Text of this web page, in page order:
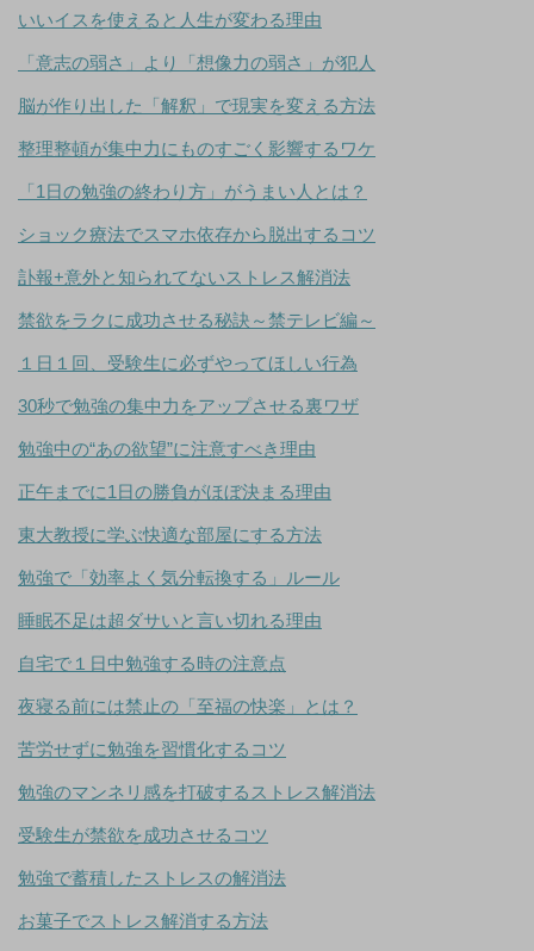
いいイスを使えると人生が変わる理由
「意志の弱さ」より「想像力の弱さ」が犯人
脳が作り出した「解釈」で現実を変える方法
整理整頓が集中力にものすごく影響するワケ
「1日の勉強の終わり方」がうまい人とは？
ショック療法でスマホ依存から脱出するコツ
訃報+意外と知られてないストレス解消法
禁欲をラクに成功させる秘訣～禁テレビ編～
１日１回、受験生に必ずやってほしい行為
30秒で勉強の集中力をアップさせる裏ワザ
勉強中の“あの欲望”に注意すべき理由
正午までに1日の勝負がほぼ決まる理由
東大教授に学ぶ快適な部屋にする方法
勉強で「効率よく気分転換する」ルール
睡眠不足は超ダサいと言い切れる理由
自宅で１日中勉強する時の注意点
夜寝る前には禁止の「至福の快楽」とは？
苦労せずに勉強を習慣化するコツ
勉強のマンネリ感を打破するストレス解消法
受験生が禁欲を成功させるコツ
勉強で蓄積したストレスの解消法
お菓子でストレス解消する方法